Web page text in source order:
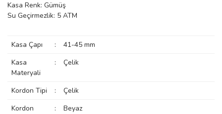
Kasa Renk: Gümüş
Su Geçirmezlik: 5 ATM
Kasa Çapı :
41-45 mm
Kasa
Materyali
: Çelik
Kordon Tipi :
Çelik
Kordon
: Beyaz